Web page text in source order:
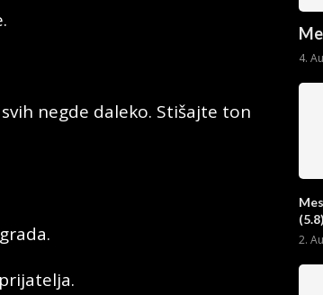
negde daleko. Stišajte ton
4.
2.